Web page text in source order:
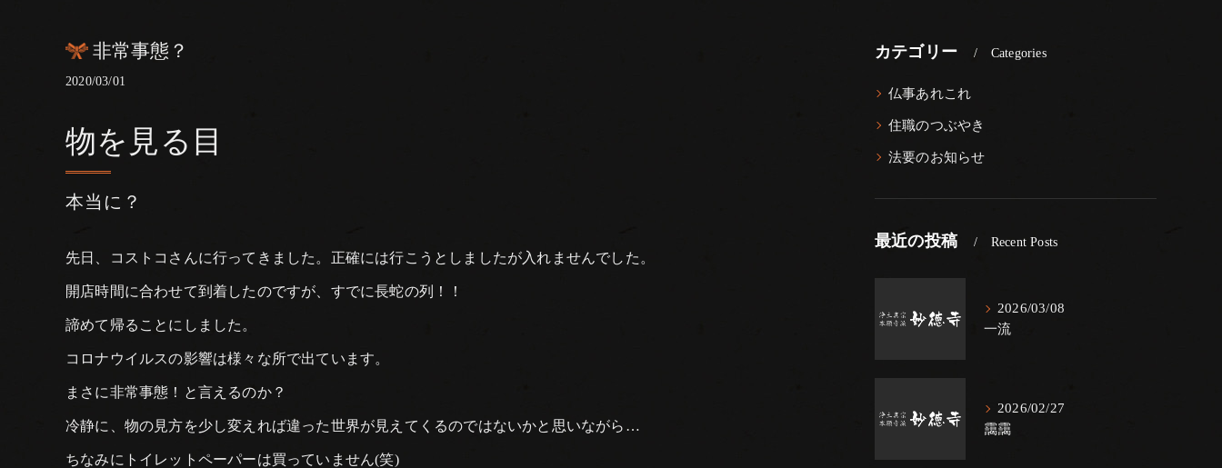
非常事態？
2020/03/01
本当に？
物を見る目
先日、コストコさんに行ってきました。正確には行こうとしましたが入れませんでした。
開店時間に合わせて到着したのですが、すでに長蛇の列！！
諦めて帰ることにしました。
コロナウイルスの影響は様々な所で出ています。
まさに非常事態！と言えるのか？
冷静に、物の見方を少し変えれば違った世界が見えてくるのではないかと思いながら…
ちなみにトイレットペーパーは買っていません(笑)
カテゴリー Categories
仏事あれこれ
住職のつぶやき
法要のお知らせ
最近の投稿 Recent Posts
2026/03/08
一流
2026/02/27
靄靄